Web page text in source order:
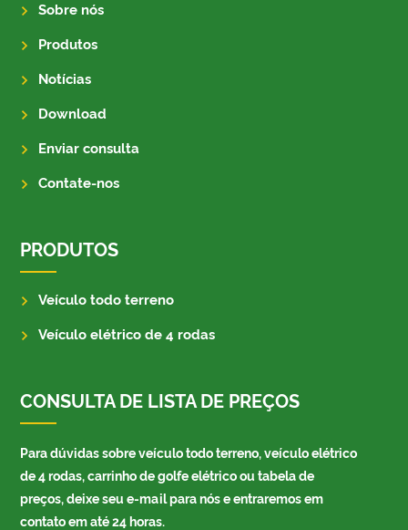
Sobre nós
Produtos
Notícias
Download
Enviar consulta
Contate-nos
PRODUTOS
Veículo todo terreno
Veículo elétrico de 4 rodas
CONSULTA DE LISTA DE PREÇOS
Para dúvidas sobre veículo todo terreno, veículo elétrico
de 4 rodas, carrinho de golfe elétrico ou tabela de
preços, deixe seu e-mail para nós e entraremos em
contato em até 24 horas.